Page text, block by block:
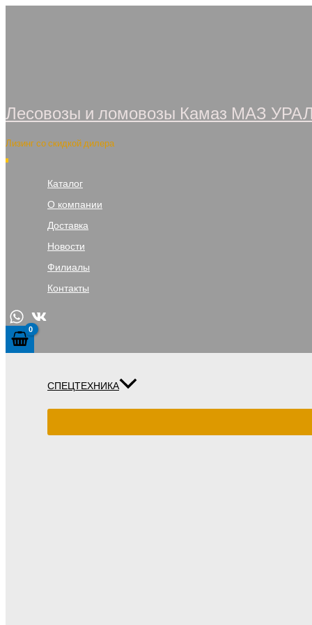
Лесовозы и ломовозы Камаз МАЗ
Лизинг со скидкой дилера
Каталог
О компании
Доставка
Новости
Филиалы
Контакты
СПЕЦТЕХНИКА